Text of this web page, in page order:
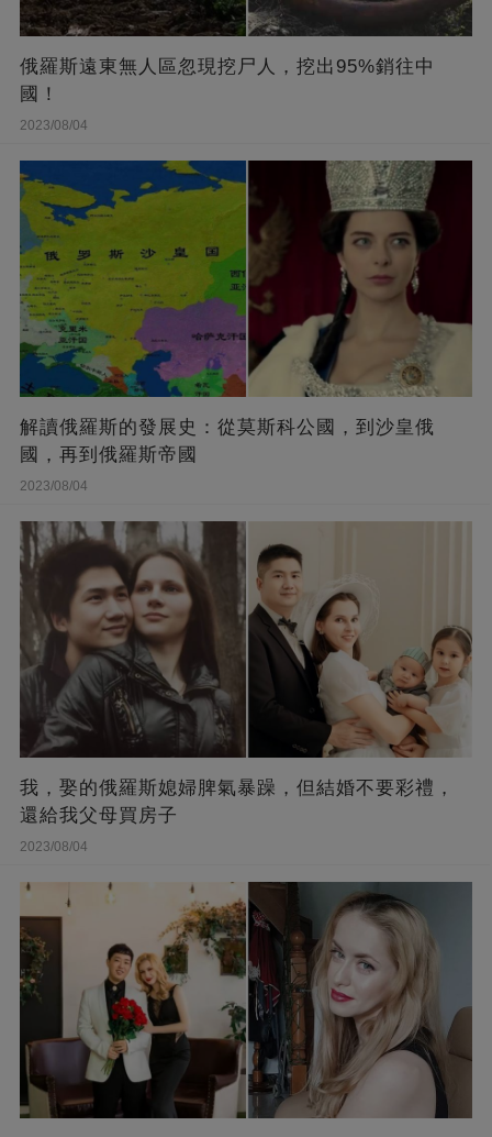
俄羅斯遠東無人區忽現挖尸人，挖出95%銷往中
國！
2023/08/04
解讀俄羅斯的發展史：從莫斯科公國，到沙皇俄
國，再到俄羅斯帝國
2023/08/04
我，娶的俄羅斯媳婦脾氣暴躁，但結婚不要彩禮，
還給我父母買房子
2023/08/04